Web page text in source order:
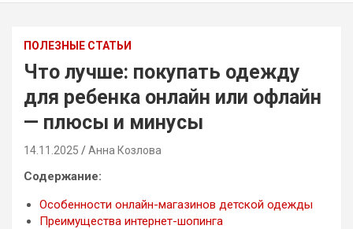
ПОЛЕЗНЫЕ СТАТЬИ
Что лучше: покупать одежду
для ребенка онлайн или офлайн
— плюсы и минусы
14.11.2025 Анна Козлова
Содержание:
Особенности онлайн-магазинов детской одежды
Преимущества интернет-шопинга